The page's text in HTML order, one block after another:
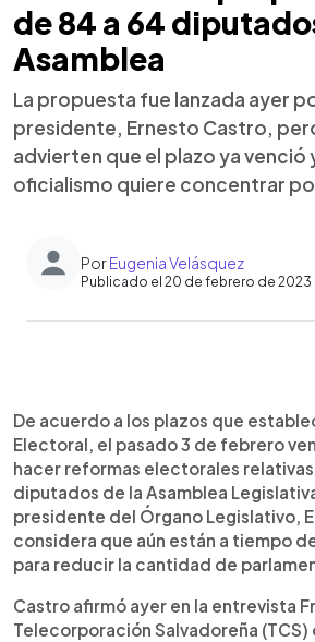
de 84 a 64
Asamblea
La propuesta fue lanzada ayer
presidente, Ernesto Castro,
advierten que el plazo ya venció
oficialismo quiere concentrar
PorEugenia Velásquez
Publicado el 20 de febrero de 2023
Escuchar artículo
De acuerdo a los plazos que
Electoral, el pasado 3 de febrero
hacer reformas electorales
diputados de la Asamblea
presidente del Órgano Legislativo,
considera que aún están a tiempo
para reducir la cantidad de
Castro afirmó ayer en la entrevista
Telecorporación Salvadoreña